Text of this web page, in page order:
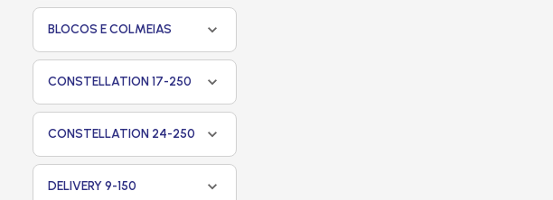
BLOCOS E COLMEIAS
CONSTELLATION 17-250
CONSTELLATION 24-250
DELIVERY 9-150